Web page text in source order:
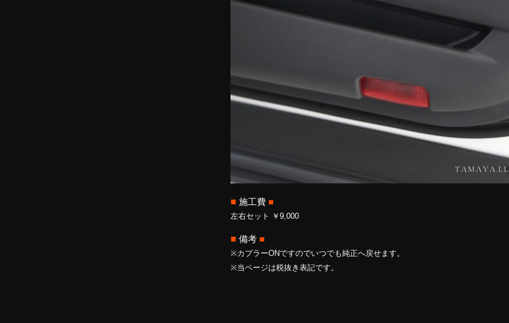
■ 施工費 ■
左右セット ￥9,000
■ 備考 ■
※カプラーONですのでいつでも純正へ戻せます。
※当ページは税抜き表記です。